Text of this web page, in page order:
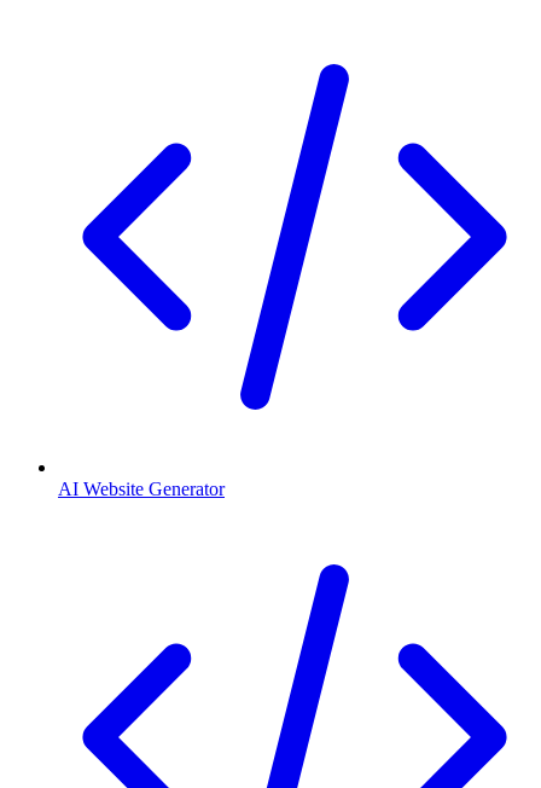
AI Website Generator